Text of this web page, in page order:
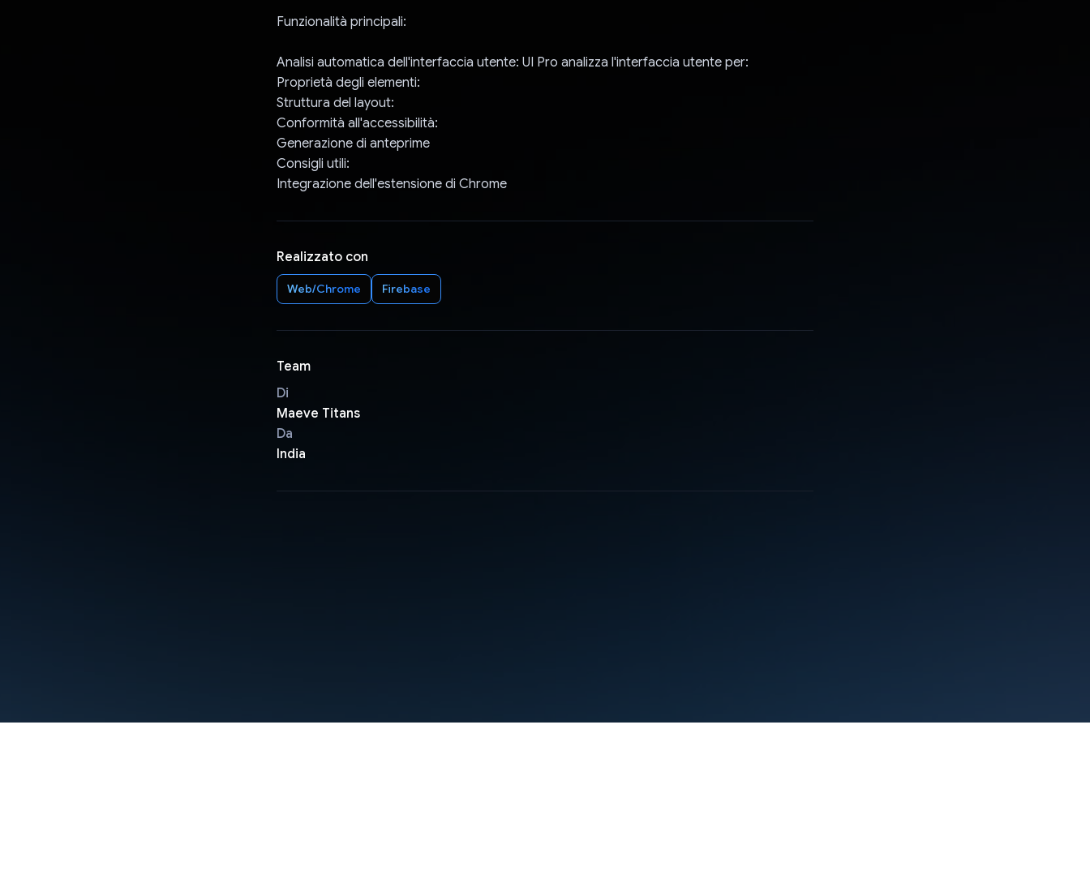
Funzionalità principali:
Analisi automatica dell'interfaccia utente: UI Pro analizza l'interfaccia utente per:
Proprietà degli elementi:
Struttura del layout:
Conformità all'accessibilità:
Generazione di anteprime
Consigli utili:
Integrazione dell'estensione di Chrome
Realizzato con
Web/Chrome Firebase
Team
Di
Maeve Titans
Da
India